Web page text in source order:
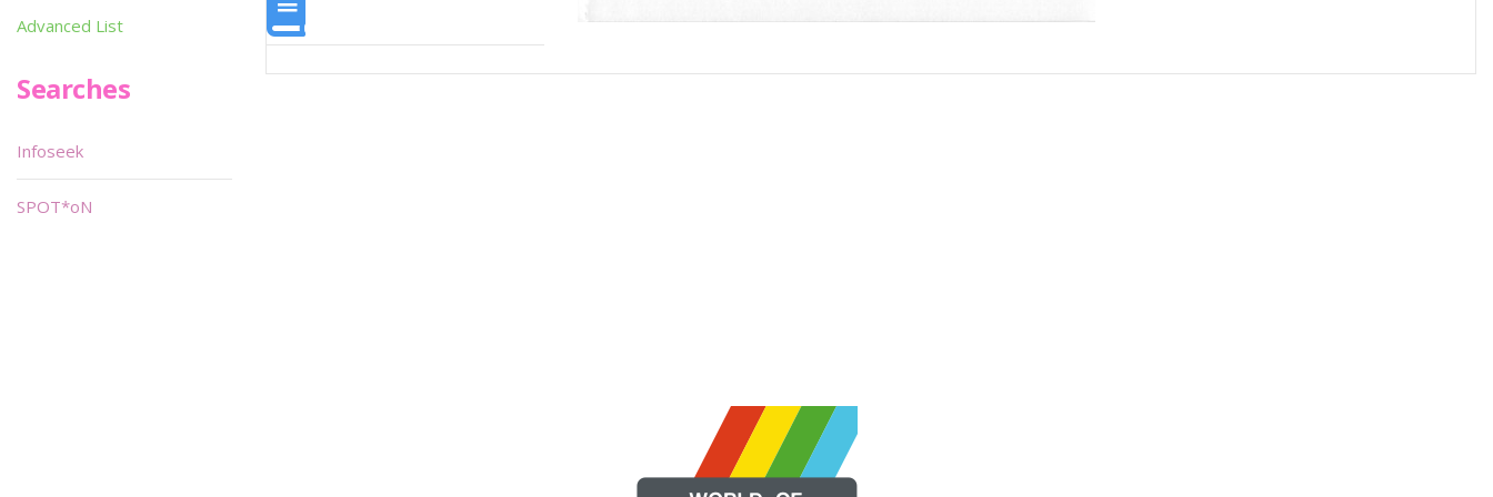
Advanced List
Searches
Infoseek
SPOT*oN